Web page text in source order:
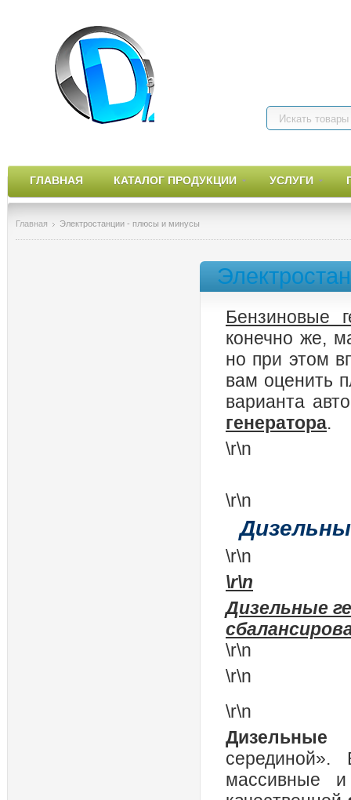
ГЛАВНАЯ
КАТАЛОГ ПРОДУКЦИИ УСЛУГИ
Главная Электростанции - плюсы и минусы
Бензиновые
конечно же,
но при этом
вам оценить
варианта
генератора.
\r\n
\r\n
\r\n
\r\n
Дизельные
\r\n
\r\n
\r\n
Дизельные
массивные и